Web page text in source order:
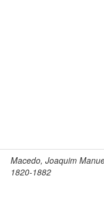
Macedo, Joaquim
1820-1882